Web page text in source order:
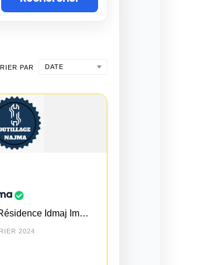
PAR DATE
Bd 10 Mars Résidence Idmaj Imm 21 N° 3 à Casablanca
2024